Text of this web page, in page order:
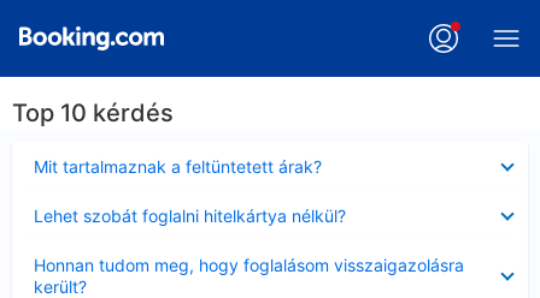
Top 10 kérdés
Mit tartalmaznak a feltüntetett árak?
Lehet szobát foglalni hitelkártya nélkül?
Honnan tudom meg, hogy foglalásom visszaigazolásra
került?